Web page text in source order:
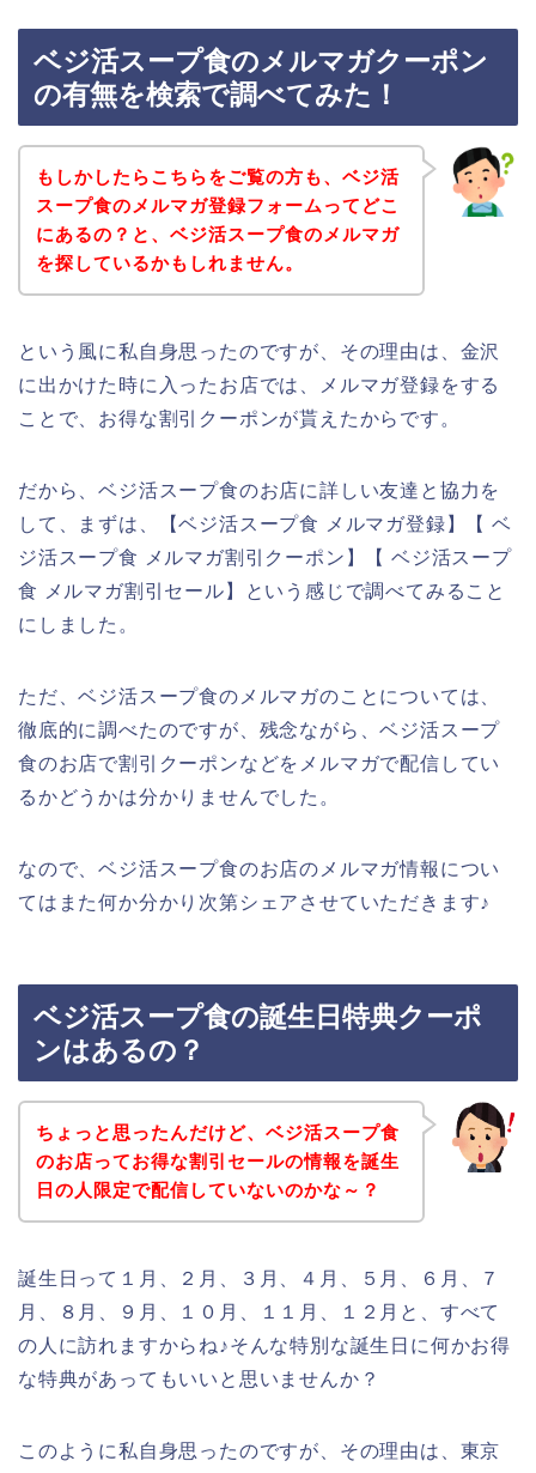
ベジ活スープ食のメルマガクーポン
の有無を検索で調べてみた！
もしかしたらこちらをご覧の方も、ベジ活
スープ食のメルマガ登録フォームってどこ
にあるの？と、ベジ活スープ食のメルマガ
を探しているかもしれません。
という風に私自身思ったのですが、その理由は、金沢
に出かけた時に入ったお店では、メルマガ登録をする
ことで、お得な割引クーポンが貰えたからです。
だから、ベジ活スープ食のお店に詳しい友達と協力を
して、まずは、【ベジ活スープ食 メルマガ登録】【 ベ
ジ活スープ食 メルマガ割引クーポン】【 ベジ活スープ
食 メルマガ割引セール】という感じで調べてみること
にしました。
ただ、ベジ活スープ食のメルマガのことについては、
徹底的に調べたのですが、残念ながら、ベジ活スープ
食のお店で割引クーポンなどをメルマガで配信してい
るかどうかは分かりませんでした。
なので、ベジ活スープ食のお店のメルマガ情報につい
てはまた何か分かり次第シェアさせていただきます♪
ベジ活スープ食の誕生日特典クーポ
ンはあるの？
ちょっと思ったんだけど、ベジ活スープ食
のお店ってお得な割引セールの情報を誕生
日の人限定で配信していないのかな～？
誕生日って１月、２月、３月、４月、５月、６月、７
月、８月、９月、１０月、１１月、１２月と、すべて
の人に訪れますからね♪そんな特別な誕生日に何かお得
な特典があってもいいと思いませんか？
このように私自身思ったのですが、その理由は、東京